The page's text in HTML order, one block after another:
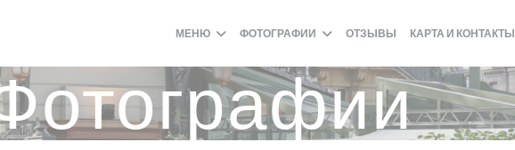
МЕНЮ ФОТОГРАФИИ ОТЗЫВЫ КАРТА И КОНТАКТЫ